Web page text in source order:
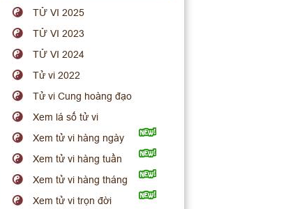
TỬ VI 2025
TỬ VI 2023
TỬ VI 2024
Tử vi 2022
Tử vi Cung hoàng đạo
Xem lá số tử vi
Xem tử vi hàng ngày
Xem tử vi hàng tuần
Xem tử vi hàng tháng
Xem tử vi trọn đời